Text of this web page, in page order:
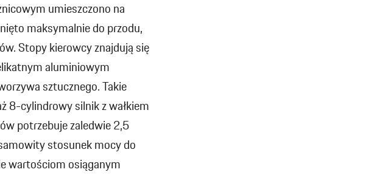
umieszczono na
maksymalnie do przodu,
Stopy kierowcy znajdują się
aluminiowym
sztucznego. Takie
8-cylindrowy silnik z wałkiem
potrzebuje zaledwie 2,5
stosunek mocy do
wartościom osiąganym